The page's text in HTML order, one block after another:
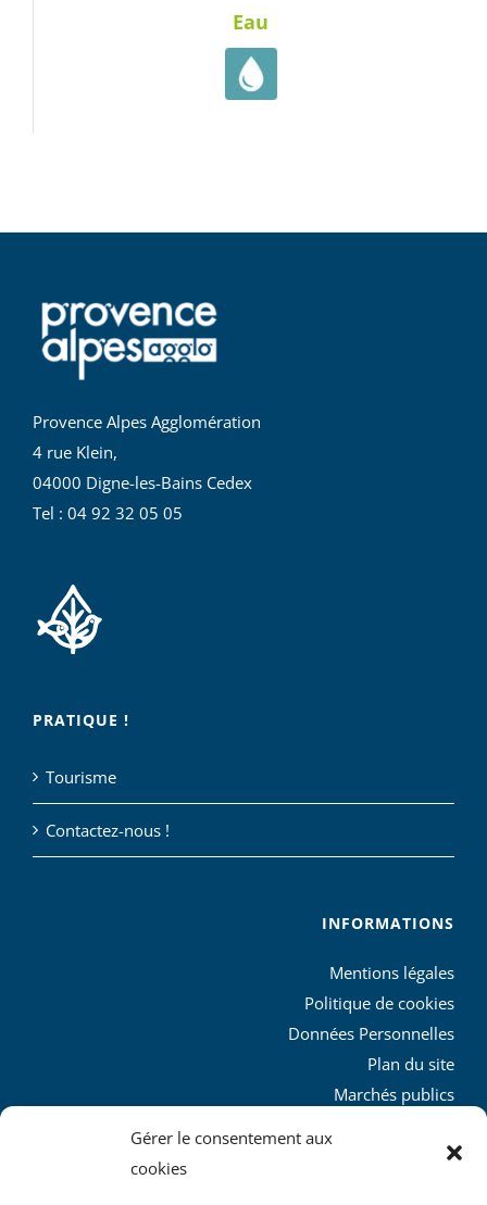
Gérer le consentement aux
cookies
Eau
Provence Alpes Agglomération
4 rue Klein,
04000 Digne-les-Bains Cedex
Tel : 04 92 32 05 05
PRATIQUE !
Tourisme
Contactez-nous !
INFORMATIONS
Mentions légales
Politique de cookies
Données Personnelles
Plan du site
Marchés publics
L’agglo recrute